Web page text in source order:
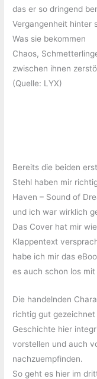
das er so dringend
Vergangenheit hinter
Was sie bekommen
Chaos,
zwischen ihnen
(Quelle: LYX)
Bereits die beiden
Stehl haben mir
Haven – Sound of
und ich war wirklich
Das Cover hat mir
Klappentext
habe ich mir das
es auch schon los mit
Die handelnden
richtig gut
Geschichte hier
vorstellen und auch
nachzuempfinden.
So geht es hier im